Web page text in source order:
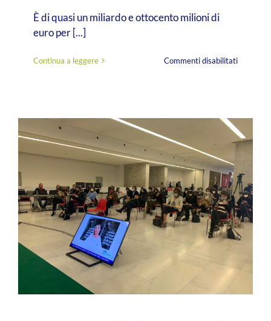
È di quasi un miliardo e ottocento milioni di
euro per [...]
Continua a leggere Commenti disabilitatisu
nr.
1
nel
2022
molte
aziende
ancora
non
lo
sanno